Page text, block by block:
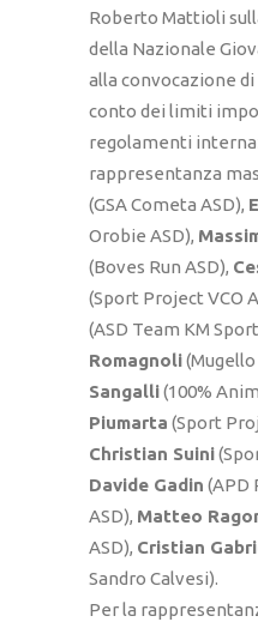
Roberto Mattioli
della Nazionale
alla convocazione
conto dei limiti
regolamenti
rappresentanza
(GSA Cometa ASD),
Orobie ASD),
(Boves Run ASD),
(Sport Project VCO
(ASD Team KM
Romagnoli
Sangalli(100%
Piumarta (Sport
Christian Suini
Davide Gadin (APD
ASD), Matteo
ASD), Cristian
Sandro Calvesi).
Per la